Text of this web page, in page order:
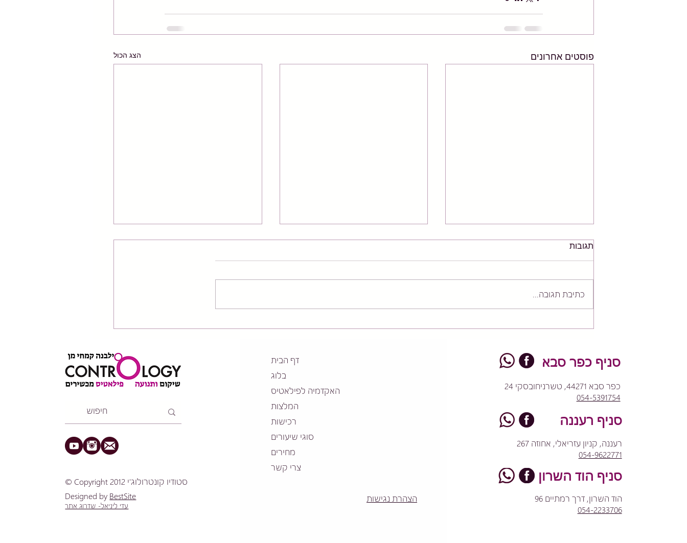
פוסטים אחרונים הצג הכול
תגובות
כתיבת תגובה...
​© Copyright 2012 סטודיו קונטרולוג'י
Designed by BestSite
עדי ליניאל- שדרוג אתר
דף הבית
בלוג
האקדמיה לפילאטיס
המלצות
רכישות
סוגי שיעורים
מחירים
צרי קשר
סניף כפר סבא
כפר סבא 44271, טשרניחובסקי 24
054-5391754
סניף רעננה
רעננה, קניון עזריאלי, אחוזה 267
054-9622771
סניף הוד השרון
הוד השרון, דרך רמתיים 96
054-2233706
הצהרת נגישות